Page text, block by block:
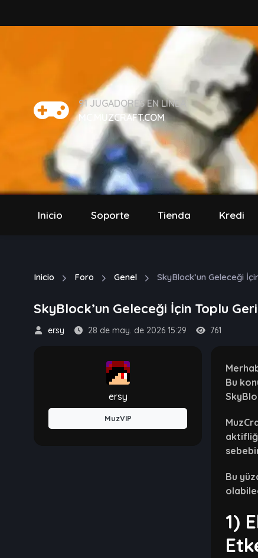
91 JUGADORES EN LÍNEA
MC.MUZCRAFT.COM
Inicio Soporte Tienda Kredi
Inicio Foro Genel SkyBlock’un Geleceği
SkyBlock’un Geleceği İçin Toplu
ersy 28 de may. de 2026 15:29 761
ersy
MuzVIP
Bu
Bu
1)